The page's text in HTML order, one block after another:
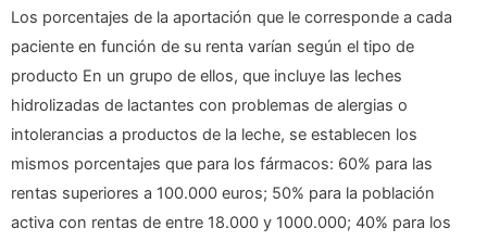
Los porcentajes de la aportación que le corresponde a cada
paciente en función de su renta varían según el tipo de
producto En un grupo de ellos, que incluye las leches
hidrolizadas de lactantes con problemas de alergias o
intolerancias a productos de la leche, se establecen los
mismos porcentajes que para los fármacos: 60% para las
rentas superiores a 100.000 euros; 50% para la población
activa con rentas de entre 18.000 y 1000.000; 40% para los